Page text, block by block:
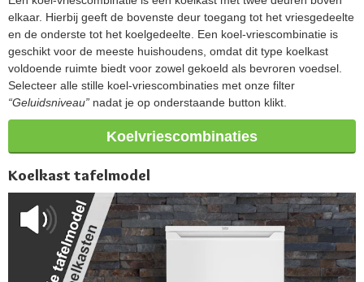
elkaar. Hierbij geeft de bovenste deur toegang tot het vriesgedeelte
en de onderste tot het koelgedeelte. Een koel-vriescombinatie is
geschikt voor de meeste huishoudens, omdat dit type koelkast
voldoende ruimte biedt voor zowel gekoeld als bevroren voedsel.
Selecteer alle stille koel-vriescombinaties met onze filter
“Geluidsniveau” nadat je op onderstaande button klikt.
Koelvriescombinaties
Koelkast tafelmodel